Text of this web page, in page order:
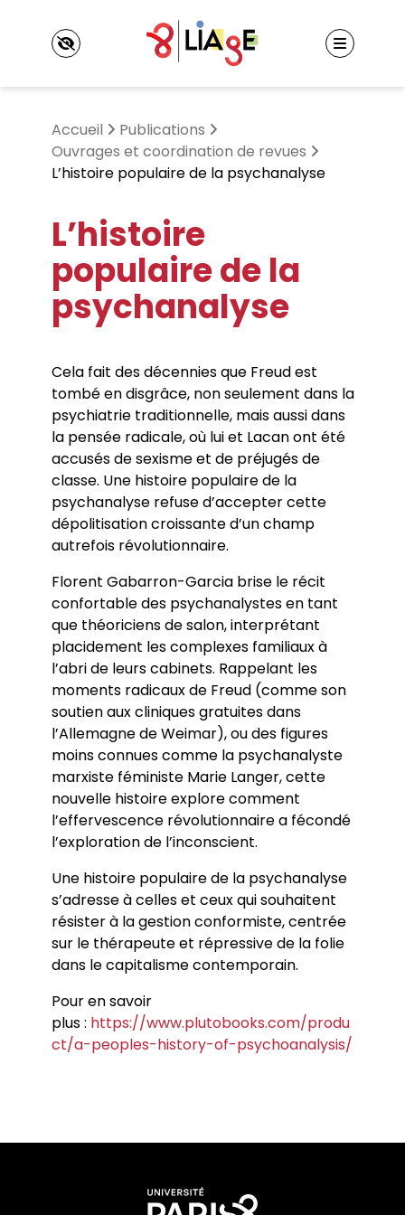
Laboratoire Interculturalités, Apprentissages,
marGes, Expériences
Axes de recherche
Informations pratiques
Événements
Colloques et journées d’étude
Séminaires
Autres événements
Membres
Membres titulaires
Membres associés
Ouvrages et coordination de revues
Projets financés
Partenariats
Master-Doctorat
Master en Sciences de l’éducation et de la
formation (ETLV)
Doctorat en Sciences de l’éducation et de la
Accueil
Publications
Ouvrages et coordination de revues
L’histoire populaire de la psychanalyse
L’histoire
populaire de la
psychanalyse
Cela fait des décennies que Freud est
tombé en disgrâce, non seulement dans la
psychiatrie traditionnelle, mais aussi dans
la pensée radicale, où lui et Lacan ont été
accusés de sexisme et de préjugés de
classe. Une histoire populaire de la
psychanalyse refuse d’accepter cette
dépolitisation croissante d’un champ
autrefois révolutionnaire.
Florent Gabarron-Garcia brise le récit
confortable des psychanalystes en tant
que théoriciens de salon, interprétant
placidement les complexes familiaux à
l’abri de leurs cabinets. Rappelant les
moments radicaux de Freud (comme son
soutien aux cliniques gratuites dans
l’Allemagne de Weimar), ou des figures
moins connues comme la psychanalyste
marxiste féministe Marie Langer, cette
nouvelle histoire explore comment
l’effervescence révolutionnaire a fécondé
l’exploration de l’inconscient.
Une histoire populaire de la psychanalyse
s’adresse à celles et ceux qui souhaitent
résister à la gestion conformiste, centrée
sur le thérapeute et répressive de la folie
dans le capitalisme contemporain.
Pour en savoir
plus : https://www.plutobooks.com/produ
ct/a-peoples-history-of-psychoanalysis/